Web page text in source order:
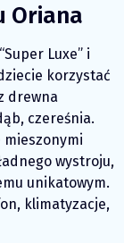
Oriana
Luxe” і
korzystać
drewna
czereśnia.
mieszonymi
wystroju,
unikatowym.
klimatyzacje,